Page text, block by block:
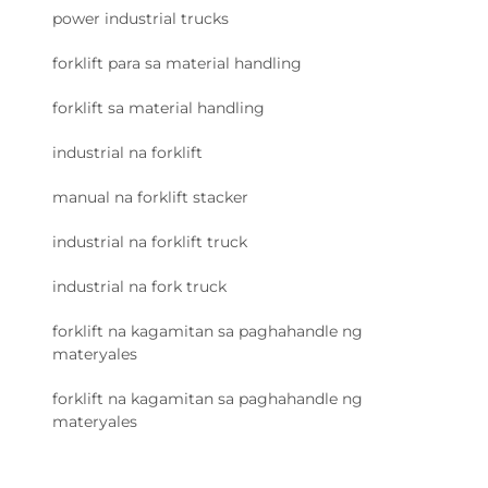
power industrial trucks
forklift para sa material handling
forklift sa material handling
industrial na forklift
manual na forklift stacker
industrial na forklift truck
industrial na fork truck
forklift na kagamitan sa paghahandle ng
materyales
forklift na kagamitan sa paghahandle ng
materyales